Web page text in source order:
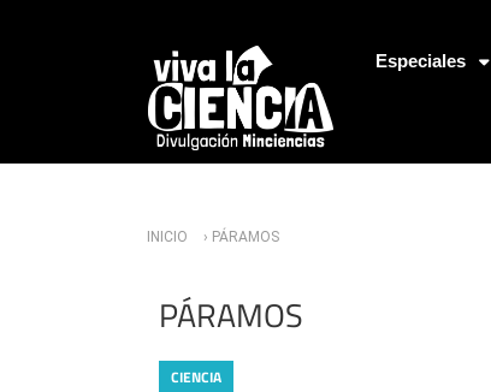
Especiales
Usted está aquí
INICIO › PÁRAMOS
PÁRAMOS
CIENCIA